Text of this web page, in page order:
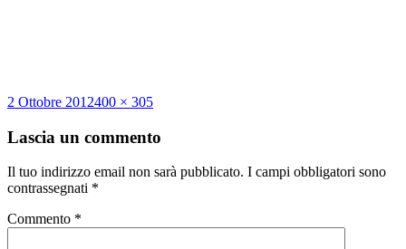
Scritto
2 Ottobre 2012Dimensione
400 × 305
Lascia un commento
Il tuo indirizzo email non sarà pubblicato. I campi obbligatori sono
contrassegnati *
Commento *